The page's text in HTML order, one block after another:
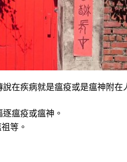
在疾病就是瘟疫或是瘟神附在
瘟疫或瘟神。
等。